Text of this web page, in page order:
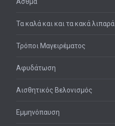
Τα καλά και και τα κακά λιπαρά
Τρόποι Μαγειρέματος
Αφυδάτωση
Αισθητικός Βελονισμός
Εμμηνόπαυση